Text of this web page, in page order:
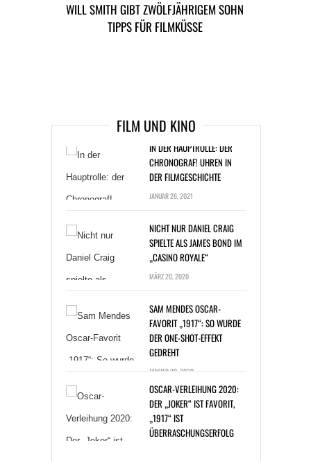
HOLLYWOOD
LILY ALLEN: ENDLICH SCHWANGER!
WILL SMITH GIBT ZWÖLFJÄHRIGEM SOHN
TIPPS FÜR FILMKÜSSE
FILM UND KINO
IN DER HAUPTROLLE: DER
DER FILMGESCHICHTE
JANUAR 26, 2021
SPIELTE ALS JAMES BOND IM
„CASINO ROYALE“
MÄRZ 20, 2020
FAVORIT „1917“: SO WURDE
DER ONE-SHOT-EFFEKT
GEDREHT
JANUAR 20, 2020
OSCAR-VERLEIHUNG 2020:
DER „JOKER“ IST FAVORIT,
„1917“ IST
ÜBERRASCHUNGSERFOLG
JANUAR 14, 2020